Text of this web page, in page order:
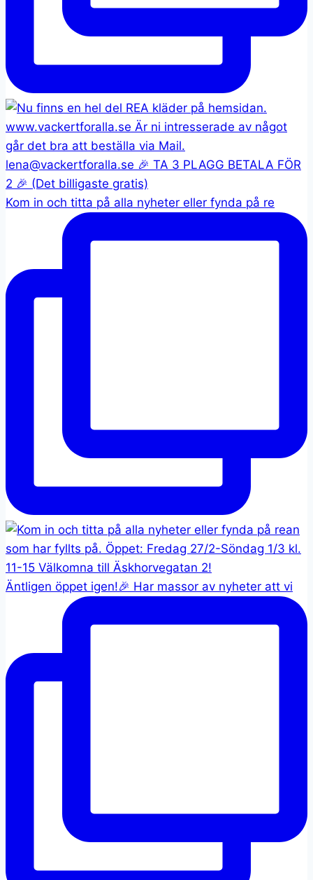
Kom in och titta på alla nyheter eller fynda på re
Äntligen öppet igen!🎉 Har massor av nyheter att vi